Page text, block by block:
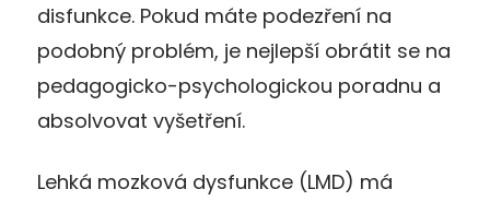
disfunkce. Pokud máte podezření na
podobný problém, je nejlepší obrátit se na
pedagogicko-psychologickou poradnu a
absolvovat vyšetření.
Lehká mozková dysfunkce (LMD) má